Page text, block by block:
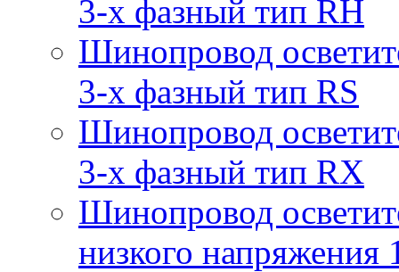
3-х фазный тип RH
Шинопровод
3-х фазный тип RS
Шинопровод
3-х фазный тип RX
Шинопровод
низкого напряжения